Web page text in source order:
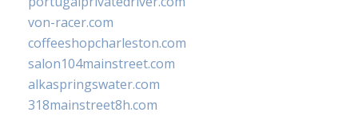
von-racer.com
coffeeshopcharleston.com
salon104mainstreet.com
alkaspringswater.com
318mainstreet8h.com